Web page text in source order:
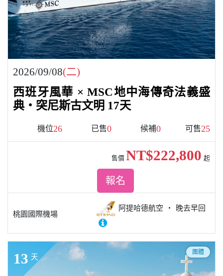
2026/09/08(二)
西班牙風華 × MSC地中海傳奇法義盛
典・突尼斯古文明 17天
機位26 已售0 候補0 可售25
桃園國際機場
阿提哈德航空 晚去早回
售價 NT$222,800 起
報名
13 天
團體